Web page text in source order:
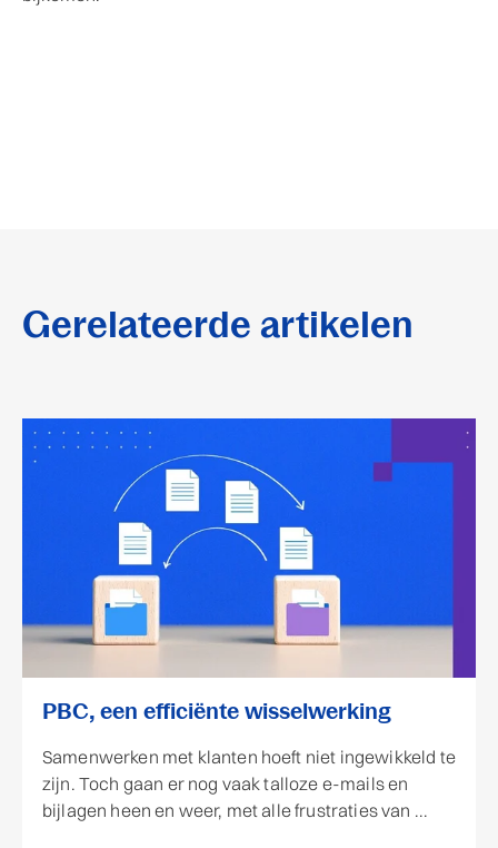
Gerelateerde artikelen
PBC, een efficiënte wisselwerking
Samenwerken met klanten hoeft niet ingewikkeld te
zijn. Toch gaan er nog vaak talloze e-mails en
bijlagen heen en weer, met alle frustraties van ...